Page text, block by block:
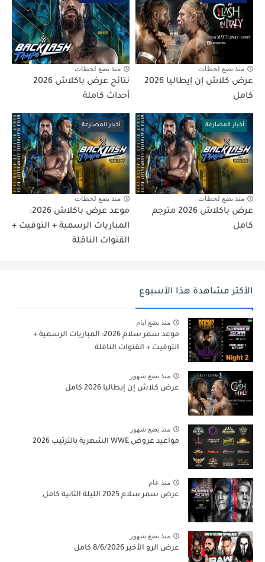
منذ بضع لحظات
عرض كلاش إن إيطاليا 2026
كامل
منذ بضع لحظات
نتائج عرض باكلاش 2026
أحداث كاملة
أخبار المصارعة
منذ بضع لحظات
عرض باكلاش 2026 مترجم
كامل
أخبار المصارعة
منذ بضع لحظات
موعد عرض باكلاش 2026:
المباريات الرسمية + التوقيت +
القنوات الناقلة
الأكثر مشاهدة هذا الأسبوع
منذ بضع ايام
موعد سمر سلام 2026: المباريات الرسمية +
التوقيت + القنوات الناقلة
منذ بضع شهور
عرض كلاش إن إيطاليا 2026 كامل
منذ بضع شهور
مواعيد عروض WWE الشهرية بالترتيب 2026
منذ عام
عرض سمر سلام 2025 الليلة الثانية كامل
منذ بضع شهور
عرض الرو الأخير 8/6/2026 كامل